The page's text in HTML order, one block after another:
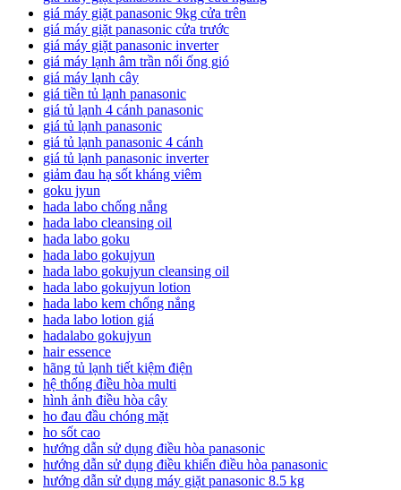
giá máy giặt panasonic 9kg cửa trên
giá máy giặt panasonic cửa trước
giá máy giặt panasonic inverter
giá máy lạnh âm trần nối ống gió
giá máy lạnh cây
giá tiền tủ lạnh panasonic
giá tủ lạnh 4 cánh panasonic
giá tủ lạnh panasonic
giá tủ lạnh panasonic 4 cánh
giá tủ lạnh panasonic inverter
giảm đau hạ sốt kháng viêm
goku jyun
hada labo chống nắng
hada labo cleansing oil
hada labo goku
hada labo gokujyun
hada labo gokujyun cleansing oil
hada labo gokujyun lotion
hada labo kem chống nắng
hada labo lotion giá
hadalabo gokujyun
hair essence
hãng tủ lạnh tiết kiệm điện
hệ thống điều hòa multi
hình ảnh điều hòa cây
ho đau đầu chóng mặt
ho sốt cao
hướng dẫn sử dụng điều hòa panasonic
hướng dẫn sử dụng điều khiển điều hòa panasonic
hướng dẫn sử dụng máy giặt panasonic 8.5 kg